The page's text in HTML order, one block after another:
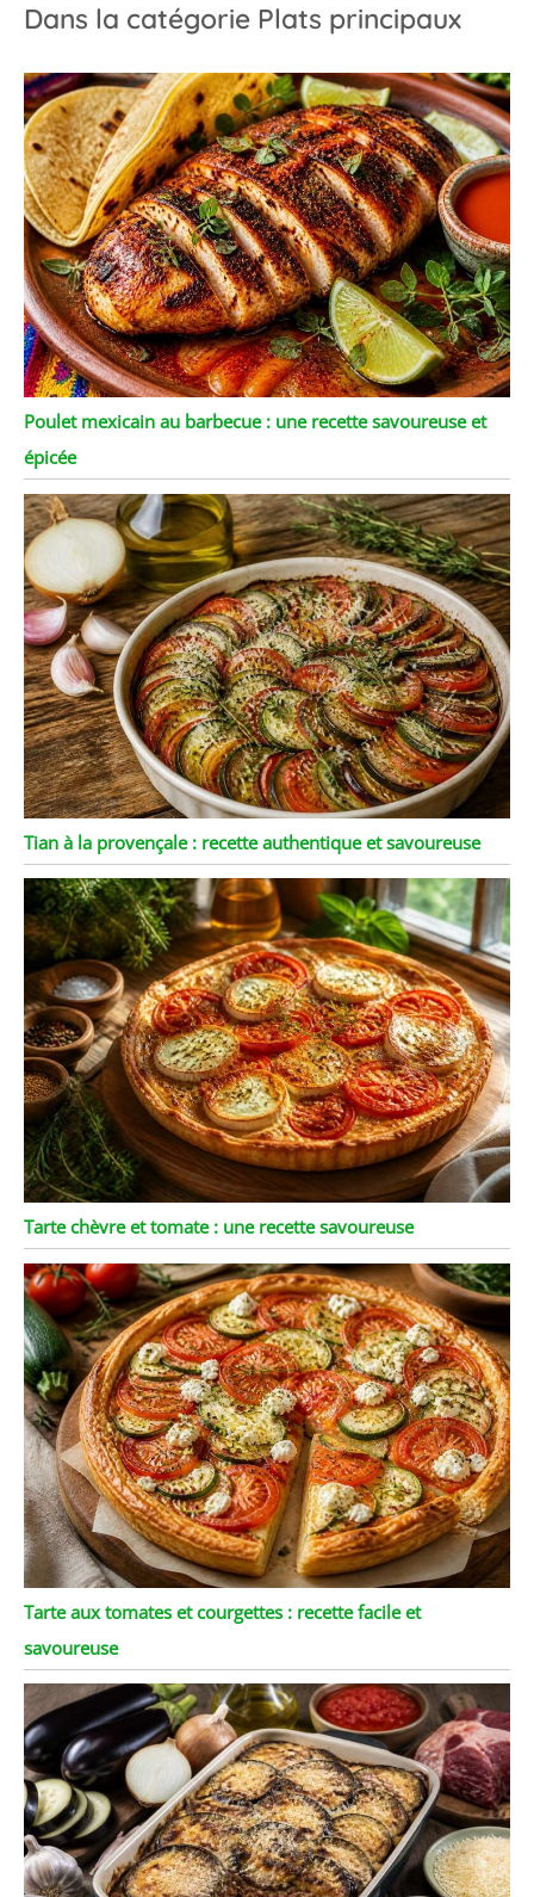
Dans la catégorie Plats principaux
Poulet mexicain au barbecue : une recette savoureuse et
épicée
Tian à la provençale : recette authentique et savoureuse
Tarte chèvre et tomate : une recette savoureuse
Tarte aux tomates et courgettes : recette facile et
savoureuse